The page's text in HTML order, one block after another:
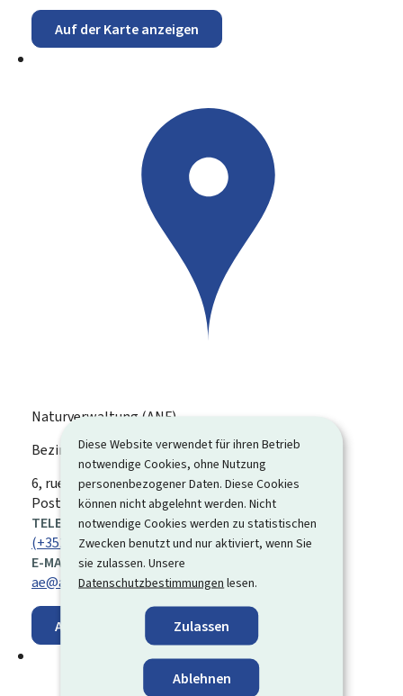
Diese Website verwendet für ihren Betrieb
notwendige Cookies, ohne Nutzung
personenbezogener Daten. Diese Cookies
können nicht abgelehnt werden. Nicht
notwendige Cookies werden zu statistischen
Zwecken benutzt und nur aktiviert, wenn Sie
sie zulassen. Unsere
Datenschutzbestimmungen lesen.
Zulassen
Ablehnen
Auf der Karte anzeigen
Naturverwaltung (ANF)
Bezirk Ost
ADRESSE:
6, rue de la GareL-6731Grevenmacher
Postfach 42 / L-6701 Grevenmacher
TELEFON:
(+352) 247 56 902
E-MAIL:
ae@anf.etat.lu
Auf der Karte anzeigen